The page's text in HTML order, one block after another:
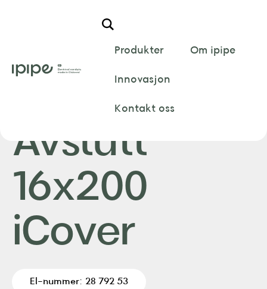
Produkter Om ipipe
Innovasjon
Kontakt oss
Avslutt/
Kabelvern
Avslutt
16x200
iCover
El-nummer: 28 792 53